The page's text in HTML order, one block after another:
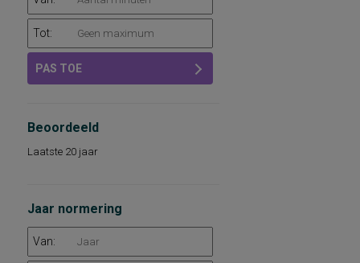
Tot:
PAS TOE
Beoordeeld
Laatste 20 jaar
Jaar normering
Van: